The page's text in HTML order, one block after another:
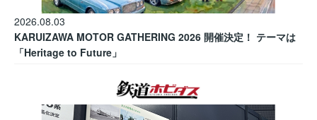
2026.08.03
KARUIZAWA MOTOR GATHERING 2026 開催決定！ テーマは
「Heritage to Future」